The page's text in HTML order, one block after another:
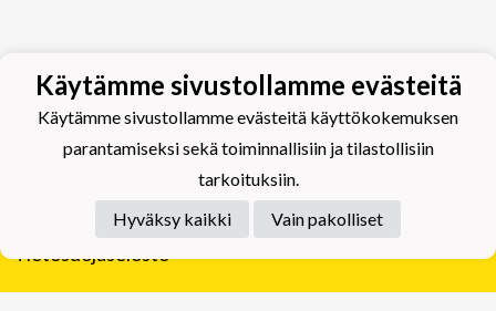
Tietosuojaseloste
Käytämme sivustollamme evästeitä
Käytämme sivustollamme evästeitä käyttökokemuksen
parantamiseksi sekä toiminnallisiin ja tilastollisiin
tarkoituksiin.
Hyväksy kaikki
Vain pakolliset